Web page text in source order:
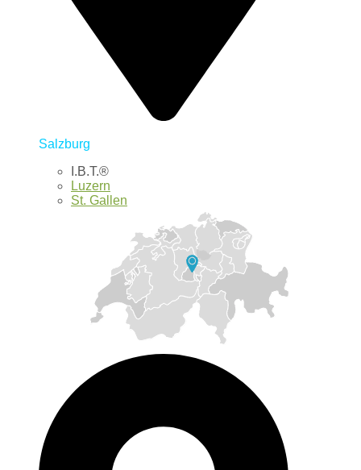
Salzburg
I.B.T.®
Luzern
St. Gallen